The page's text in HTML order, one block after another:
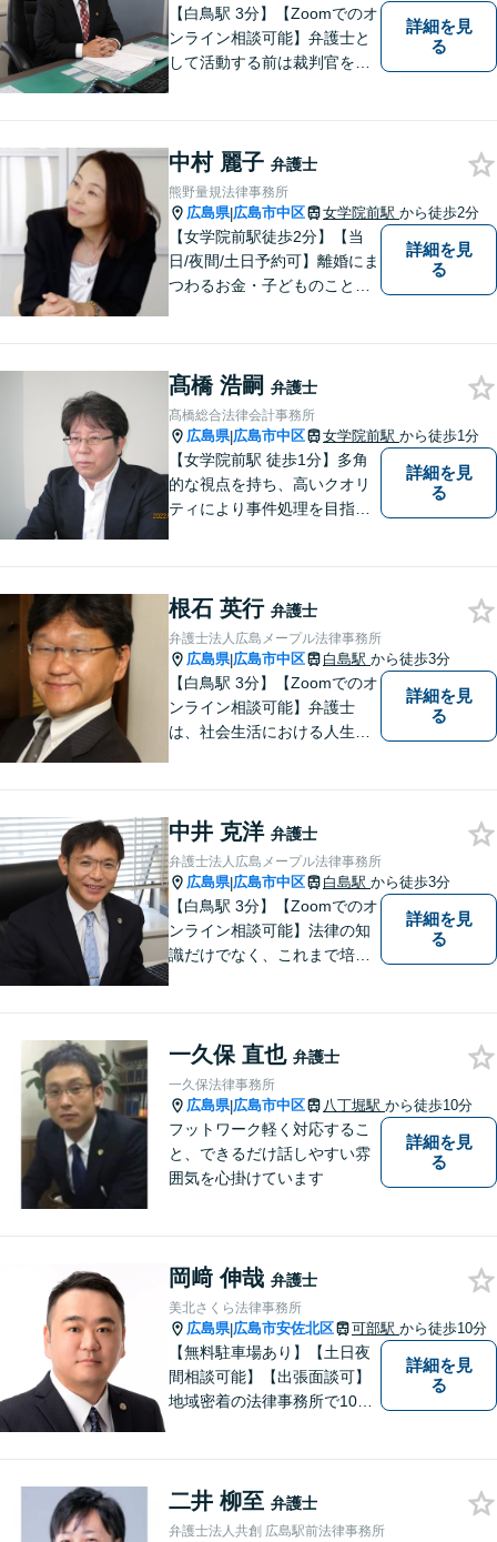
決を導き出さなければならな
い。
【白鳥駅 3分】【Zoomでのオ
ンライン相談可能】弁護士と
して活動する前は裁判官を務
と思っています。少しでも何
か気になることがありました
ら、お気軽にご相談くださ
い。
詳細を見
る
中村 麗子 弁護士
熊野量規法律事務所
広島県|広島市中区 女学院前駅 から徒歩2分
【女学院前駅徒歩2分】【当
日/夜間/土日予約可】離婚にま
つわるお金・子どものこと、
せください。丁寧にお話を伺
い、お一人おひとりに合った
解決方法を提案します。
詳細を見
る
髙橋 浩嗣 弁護士
髙橋総合法律会計事務所
広島県|広島市中区 女学院前駅 から徒歩1分
【女学院前駅 徒歩1分】多角
的な視点を持ち、高いクオリ
ティにより事件処理を目指し
詳細を見
る
根石 英行 弁護士
弁護士法人広島メープル法律事務所
広島県|広島市中区 白島駅 から徒歩3分
【白鳥駅 3分】【Zoomでのオ
ンライン相談可能】弁護士
は、社会生活における人生の
整えておりますので、困った
とき、迷ったときはお気軽に
ご相談ください。
詳細を見
る
中井 克洋 弁護士
弁護士法人広島メープル法律事務所
広島県|広島市中区 白島駅 から徒歩3分
【白鳥駅 3分】【Zoomでのオ
ンライン相談可能】法律の知
識だけでなく、これまで培っ
ってまいります。 ぜひご相談
ください。
詳細を見
る
一久保 直也 弁護士
一久保法律事務所
広島県|広島市中区 八丁堀駅 から徒歩10分
フットワーク軽く対応するこ
と、できるだけ話しやすい雰
囲気を心掛けています
詳細を見
る
岡﨑 伸哉 弁護士
美北さくら法律事務所
広島県|広島市安佐北区 可部駅 から徒歩10分
【無料駐車場あり】【土日夜
間相談可能】【出張面談可】
地域密着の法律事務所で10年
面談も承っています！【借金
問題相談無料】
詳細を見
る
二井 柳至 弁護士
弁護士法人共創 広島駅前法律事務所